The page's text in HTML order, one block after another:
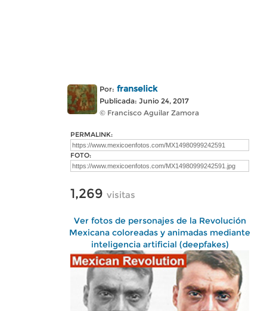
Por: franselick
Publicada: Junio 24, 2017
© Francisco Aguilar Zamora
PERMALINK:
FOTO:
1,269 visitas
Ver fotos de personajes de la Revolución
Mexicana coloreadas y animadas mediante
inteligencia artificial (deepfakes)